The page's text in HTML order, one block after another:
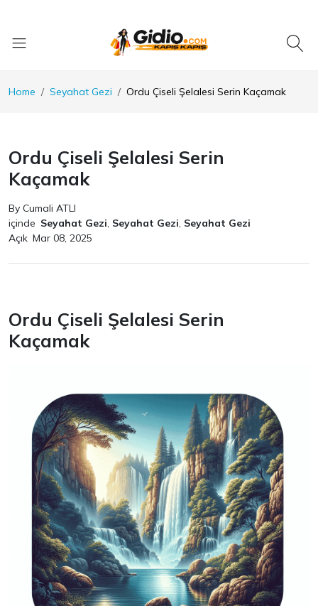
Home Seyahat Gezi Ordu Çiseli Şelalesi Serin Kaçamak
Ordu Çiseli Şelalesi Serin
Kaçamak
By Cumali ATLI
içinde Seyahat Gezi, Seyahat Gezi, Seyahat Gezi
Açık Mar 08, 2025
Ordu Çiseli Şelalesi Serin
Kaçamak